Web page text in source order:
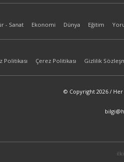
- Sanat Ekonomi Dünya Eğitim
Politikası Çerez Politikası Gizlilik
© Copyright 2026 /